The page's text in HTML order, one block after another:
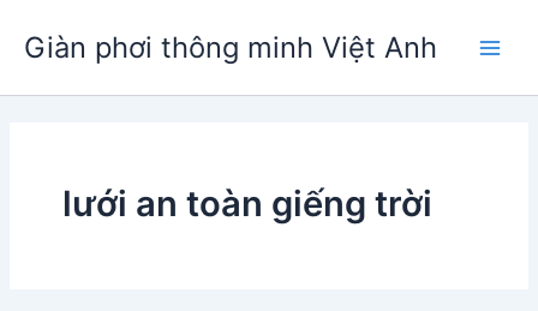
dung
Giàn phơi thông minh Việt Anh
lưới an toàn giếng trời